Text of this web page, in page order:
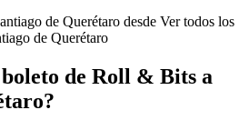
de Querétaro desde Ver todos los
de Querétaro
de Roll & Bits a